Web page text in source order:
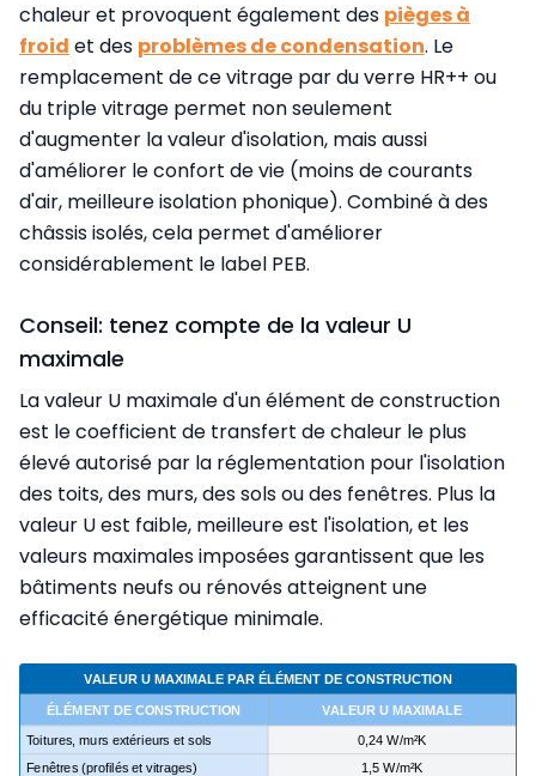
chaleur et provoquent également des pièges à
froid et des problèmes de condensation. Le
remplacement de ce vitrage par du verre HR++ ou
du triple vitrage permet non seulement
d'augmenter la valeur d'isolation, mais aussi
d'améliorer le confort de vie (moins de courants
d'air, meilleure isolation phonique). Combiné à des
châssis isolés, cela permet d'améliorer
considérablement le label PEB.
Conseil: tenez compte de la valeur U
maximale
La valeur U maximale d'un élément de construction
est le coefficient de transfert de chaleur le plus
élevé autorisé par la réglementation pour l'isolation
des toits, des murs, des sols ou des fenêtres. Plus la
valeur U est faible, meilleure est l'isolation, et les
valeurs maximales imposées garantissent que les
bâtiments neufs ou rénovés atteignent une
efficacité énergétique minimale.